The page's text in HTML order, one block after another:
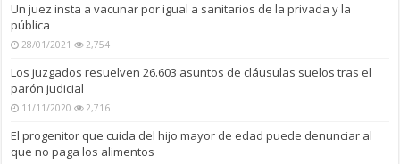
Un juez insta a vacunar por igual a sanitarios de la privada y la
pública
28/01/2021 2,754
Los juzgados resuelven 26.603 asuntos de cláusulas suelos tras el
parón judicial
11/11/2020 2,716
El progenitor que cuida del hijo mayor de edad puede denunciar al
que no paga los alimentos